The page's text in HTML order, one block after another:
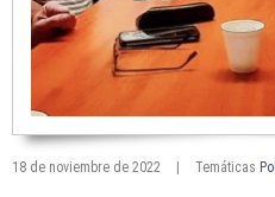
18 de noviembre de 2022 Temáticas